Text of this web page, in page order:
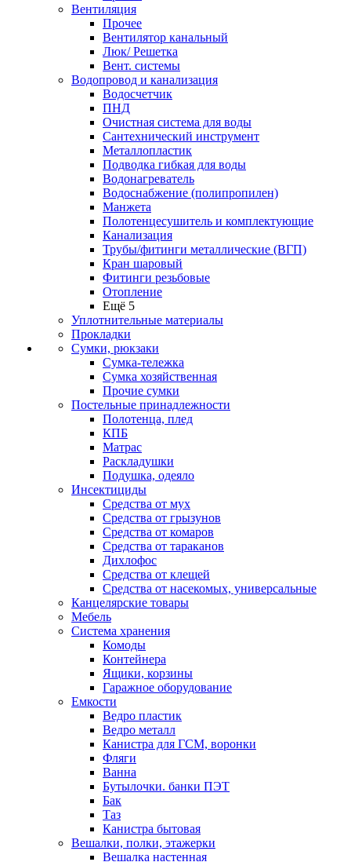
Вентиляция
Прочее
Вентилятор канальный
Люк/ Решетка
Вент. системы
Водопровод и канализация
Водосчетчик
ПНД
Очистная система для воды
Сантехнический инструмент
Металлопластик
Подводка гибкая для воды
Водонагреватель
Водоснабжение (полипропилен)
Манжета
Полотенцесушитель и комплектующие
Канализация
Трубы/фитинги металлические (ВГП)
Кран шаровый
Фитинги резьбовые
Отопление
Ещё 5
Уплотнительные материалы
Прокладки
Сумки, рюкзаки
Сумка-тележка
Сумка хозяйственная
Прочие сумки
Постельные принадлежности
Полотенца, плед
КПБ
Матрас
Раскладушки
Подушка, одеяло
Инсектициды
Средства от мух
Средства от грызунов
Средства от комаров
Средства от тараканов
Дихлофос
Средства от клещей
Средства от насекомых, универсальные
Канцелярские товары
Мебель
Система хранения
Комоды
Контейнера
Ящики, корзины
Гаражное оборудование
Емкости
Ведро пластик
Ведро металл
Канистра для ГСМ, воронки
Фляги
Ванна
Бутылочки. банки ПЭТ
Бак
Таз
Канистра бытовая
Вешалки, полки, этажерки
Вешалка настенная